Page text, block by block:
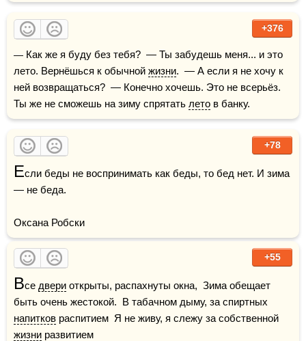
+376
— Как же я буду без тебя?  — Ты забудешь меня... и это
лето. Вернёшься к обычной жизни.  — А если я не хочу к
ней возвращаться?  — Конечно хочешь. Это не всерьёз.
Ты же не сможешь на зиму спрятать лето в банку.
+78
Если беды не воспринимать как беды, то бед нет. И зима
— не беда.
Оксана Робски
+55
Все двери открыты, распахнуты окна,  Зима обещает
напитков
жизни развитием